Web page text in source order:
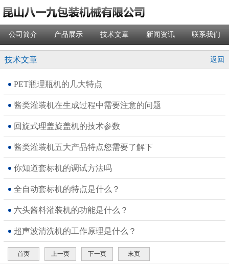
公司简介 产品展示 技术文章 新闻资讯 联系我们
技术文章 返回
PET瓶理瓶机的几大特点
酱类灌装机在生成过程中需要注意的问题
回旋式理盖旋盖机的技术参数
酱类灌装机五大产品特点您需要了解下
你知道套标机的调试方法吗
全自动套标机的特点是什么？
六头酱料灌装机的功能是什么？
超声波清洗机的工作原理是什么？
首页 上一页 下一页 末页